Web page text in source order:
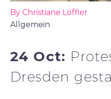
By Christiane Löffler
Allgemein
24 Oct:
Dresden